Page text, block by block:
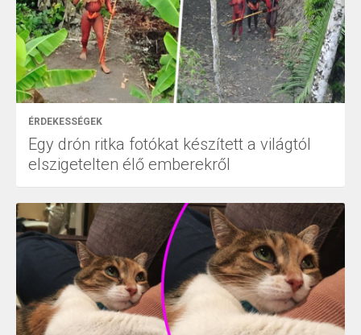
ÉRDEKESSÉGEK
Egy drón ritka fotókat készített a világtól
elszigetelten élő emberekről